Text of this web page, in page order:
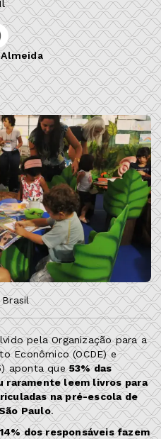
pela Organização para a
Econômico (OCDE) e
aponta que53% das
raramente leem livros para
na pré-escola de
Paulo.
dos responsáveis fazem